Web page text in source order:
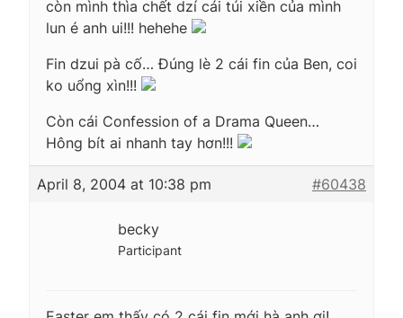
còn mình thìa chết dzí cái túi xiền của mình
lun é anh ui!!! hehehe
Fin dzui pà cố… Đúng lè 2 cái fin của Ben, coi
ko uổng xìn!!!
Còn cái Confession of a Drama Queen…
Hông bít ai nhanh tay hơn!!!
April 8, 2004 at 10:38 pm #60438
becky
Participant